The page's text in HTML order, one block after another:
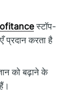
स्टॉप-
प्रदान करता है
को बढ़ाने के